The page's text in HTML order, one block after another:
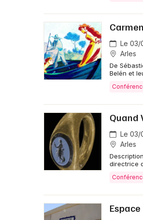
Le 03/
Arles
De
Belén et
Quand
Le 03/
Arles
directrice